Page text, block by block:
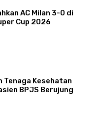
AC Milan 3-0 di
Cup 2026
Tenaga Kesehatan
BPJS Berujung